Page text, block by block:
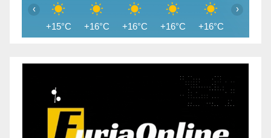
+15°C +16°C +16°C +16°C +16°C
‹ ›